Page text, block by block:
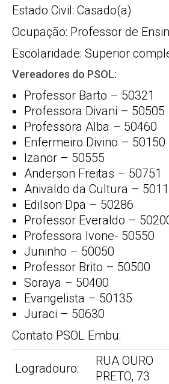
Estado Civil: Casado(a)
Ocupação: Professor de
Escolaridade: Superior
Vereadores do PSOL:
Professor Barto – 50321
Professora Divani – 50505
Professora Alba – 50460
Enfermeiro Divino – 50150
Izanor – 50555
Anderson Freitas – 50751
Anivaldo da Cultura –
Edilson Dpa – 50286
Professor Everaldo –
Professora Ivone- 50550
Juninho – 50050
Professor Brito – 50500
Soraya – 50400
Evangelista – 50135
Juraci – 50630
Contato PSOL Embu:
Logradouro:
RUA OURO
PRETO, 73